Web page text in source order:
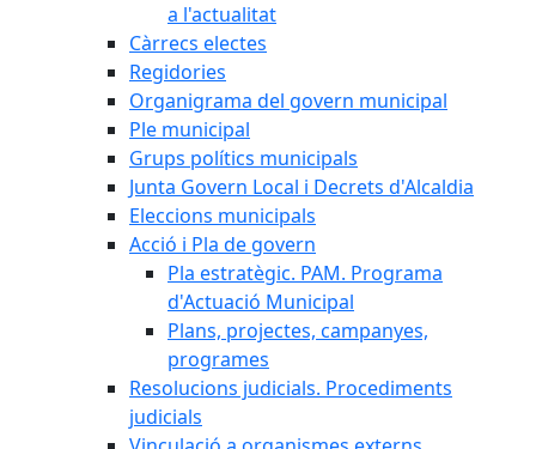
a l'actualitat
Càrrecs electes
Regidories
Organigrama del govern municipal
Ple municipal
Grups polítics municipals
Junta Govern Local i Decrets d'Alcaldia
Eleccions municipals
Acció i Pla de govern
Pla estratègic. PAM. Programa
d'Actuació Municipal
Plans, projectes, campanyes,
programes
Resolucions judicials. Procediments
judicials